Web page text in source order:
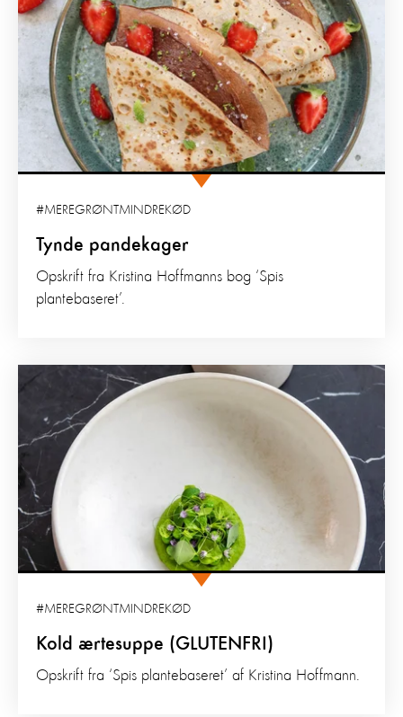
Tynde pandekager
#MEREGRØNTMINDREKØD
Opskrift fra Kristina Hoffmanns bog ‘Spis
plantebaseret’.
Kold ærtesuppe (GLUTENFRI)
#MEREGRØNTMINDREKØD
Opskrift fra ‘Spis plantebaseret’ af Kristina Hoffmann.